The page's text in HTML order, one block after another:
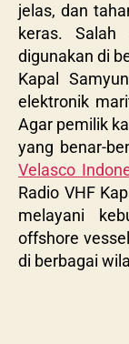
jelas, dan
keras.
digunakan di
Kapal
elektronik
Agar pemilik
yang benar-
Velasco
Radio VHF
melayani
offshore
di berbagai